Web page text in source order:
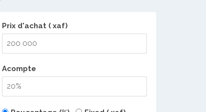
Prix d'achat ( xaf)
Acompte